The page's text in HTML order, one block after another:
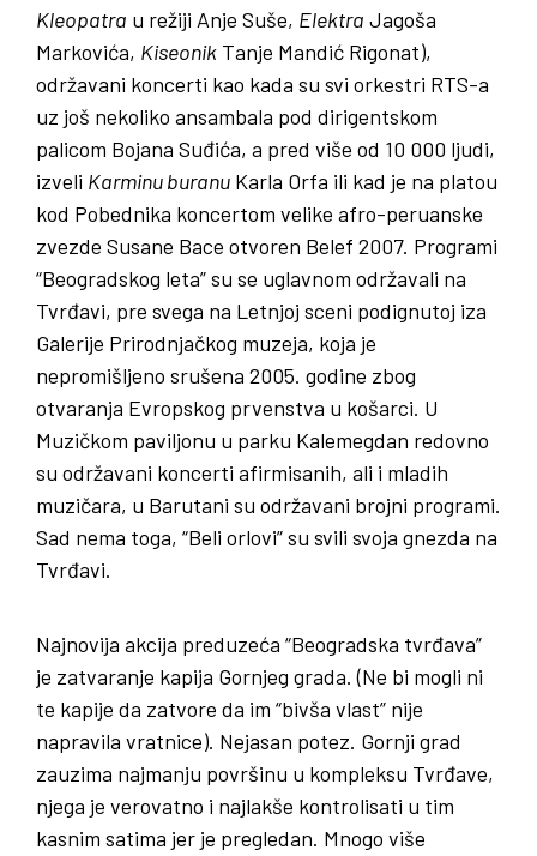
Kleopatra u režiji Anje Suše, Elektra Jagoša
Markovića, Kiseonik Tanje Mandić Rigonat),
održavani koncerti kao kada su svi orkestri RTS-a
uz još nekoliko ansambala pod dirigentskom
palicom Bojana Suđića, a pred više od 10 000 ljudi,
izveli Karminu buranu Karla Orfa ili kad je na platou
kod Pobednika koncertom velike afro-peruanske
zvezde Susane Bace otvoren Belef 2007. Programi
“Beogradskog leta” su se uglavnom održavali na
Tvrđavi, pre svega na Letnjoj sceni podignutoj iza
Galerije Prirodnjačkog muzeja, koja je
nepromišljeno srušena 2005. godine zbog
otvaranja Evropskog prvenstva u košarci. U
Muzičkom paviljonu u parku Kalemegdan redovno
su održavani koncerti afirmisanih, ali i mladih
muzičara, u Barutani su održavani brojni programi.
Sad nema toga, “Beli orlovi” su svili svoja gnezda na
Tvrđavi.
Najnovija akcija preduzeća “Beogradska tvrđava”
je zatvaranje kapija Gornjeg grada. (Ne bi mogli ni
te kapije da zatvore da im “bivša vlast” nije
napravila vratnice). Nejasan potez. Gornji grad
zauzima najmanju površinu u kompleksu Tvrđave,
njega je verovatno i najlakše kontrolisati u tim
kasnim satima jer je pregledan. Mnogo više